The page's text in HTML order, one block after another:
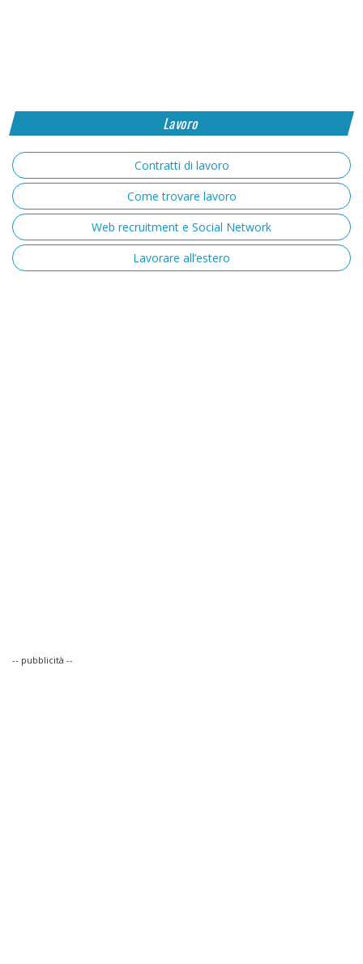
Lavoro
Contratti di lavoro
Come trovare lavoro
Web recruitment e Social Network
Lavorare all’estero
-- pubblicità --